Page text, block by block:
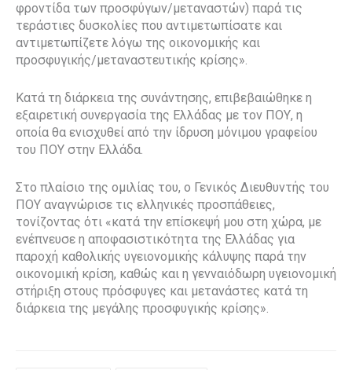
φροντίδα των προσφύγων/μεταναστών) παρά τις
τεράστιες δυσκολίες που αντιμετωπίσατε και
αντιμετωπίζετε λόγω της οικονομικής και
προσφυγικής/μεταναστευτικής κρίσης».
Κατά τη διάρκεια της συνάντησης, επιβεβαιώθηκε η
εξαιρετική συνεργασία της Ελλάδας με τον ΠΟΥ, η
οποία θα ενισχυθεί από την ίδρυση μόνιμου γραφείου
του ΠΟΥ στην Ελλάδα.
Στο πλαίσιο της ομιλίας του, ο Γενικός Διευθυντής του
ΠΟΥ αναγνώρισε τις ελληνικές προσπάθειες,
τονίζοντας ότι «κατά την επίσκεψή μου στη χώρα, με
ενέπνευσε η αποφασιστικότητα της Ελλάδας για
παροχή καθολικής υγειονομικής κάλυψης παρά την
οικονομική κρίση, καθώς και η γενναιόδωρη υγειονομική
στήριξη στους πρόσφυγες και μετανάστες κατά τη
διάρκεια της μεγάλης προσφυγικής κρίσης».